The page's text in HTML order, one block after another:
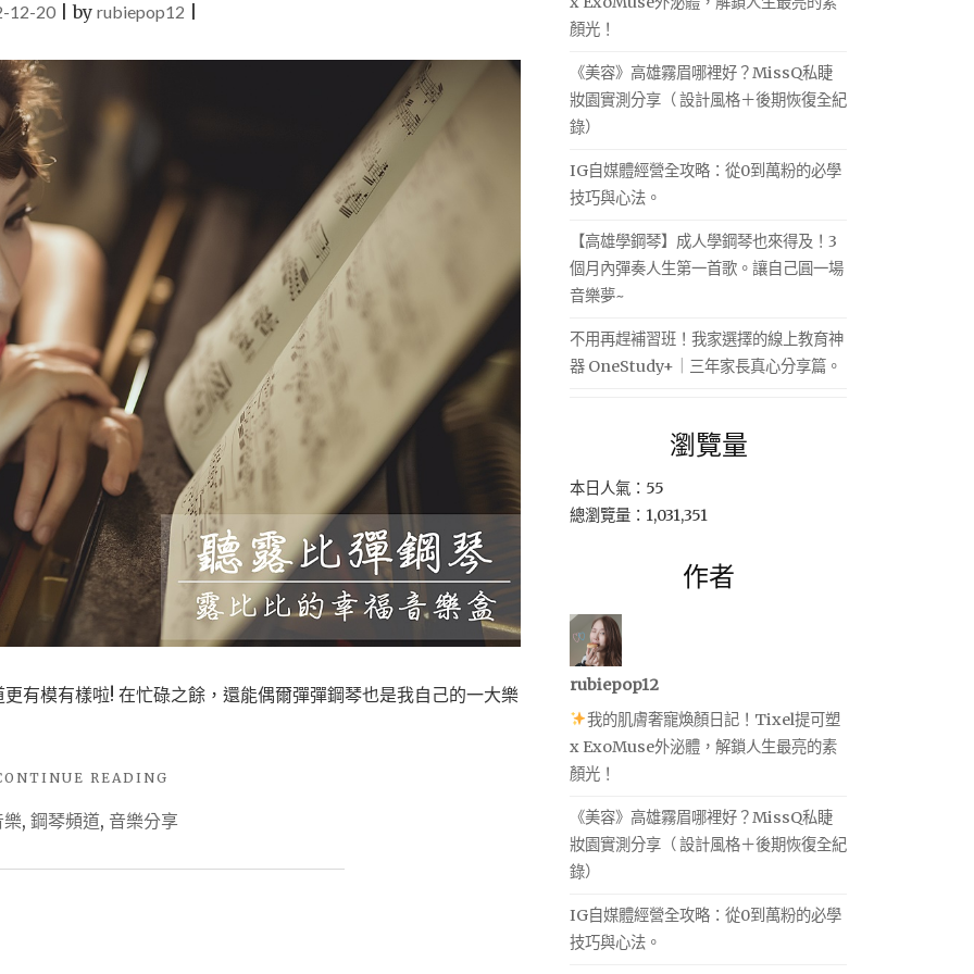
奏
最
日
《FIRST
LOVE》
多
鋼
音
樂
分
享
與
點
播
。"
12-20|by rubiepop12
有模有樣啦! 在忙碌之餘，還能偶爾彈彈鋼琴也是我自己的一大樂
READING
頻
分
樂, 鋼琴頻道, 音樂分享
顏光！
《美容》高雄霧眉哪裡好？MissQ私睫
妝園實測分享（ 設計風格＋後期恢復全紀
錄）
IG自媒體經營全攻略：從0到萬粉的必學
技巧與心法。
【高雄學鋼琴】成人學鋼琴也來得及！3
個月內彈奏人生第一首歌。讓自己圓一場
音樂夢~
不用再趕補習班！我家選擇的線上教育神
器 OneStudy+｜三年家長真心分享篇。
瀏覽量
本日人氣：55
總瀏覽量：1,031,351
作者
rubiepop12
我的肌膚奢寵煥顏日記！Tixel提可塑
x ExoMuse外泌體，解鎖人生最亮的素
顏光！
《美容》高雄霧眉哪裡好？MissQ私睫
妝園實測分享（ 設計風格＋後期恢復全紀
錄）
IG自媒體經營全攻略：從0到萬粉的必學
技巧與心法。